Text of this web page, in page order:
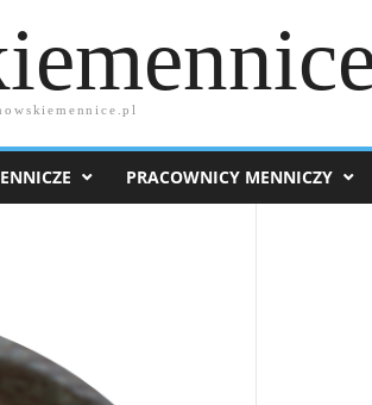
PRACOWNICY MENNICZY